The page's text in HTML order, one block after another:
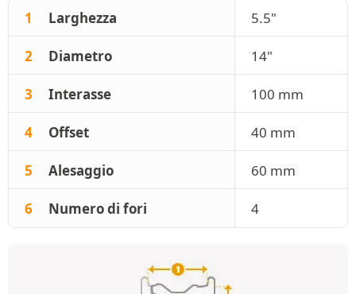
1 Larghezza 5.5"
2 Diametro 14"
3 Interasse 100 mm
4 Offset 40 mm
5 Alesaggio 60 mm
6 Numero di fori 4